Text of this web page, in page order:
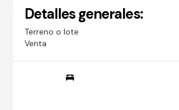
Detalles generales:
Terreno o lote
Venta